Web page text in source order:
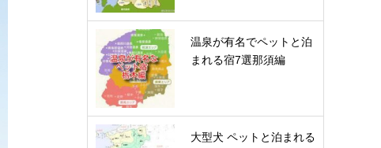
温泉が有名でペットと泊
まれる宿7選那須編
大型犬 ペットと泊まれる